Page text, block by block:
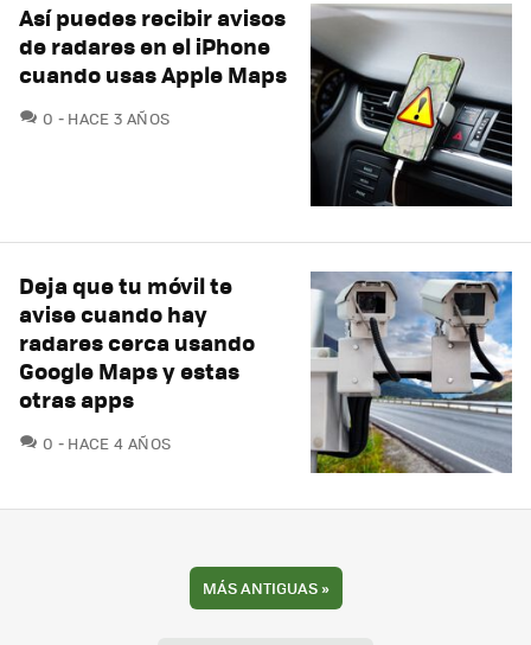
Así puedes recibir avisos
de radares en el iPhone
cuando usas Apple Maps
0 COMENTARIOS
HACE 3 AÑOS
Deja que tu móvil te
avise cuando hay
radares cerca usando
Google Maps y estas
otras apps
0 COMENTARIOS
HACE 4 AÑOS
MÁS ANTIGUAS»